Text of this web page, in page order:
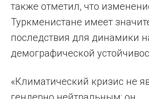
также отметил, что
Туркменистане имеет
последствия для динамики
демографической
«Климатический кризис не